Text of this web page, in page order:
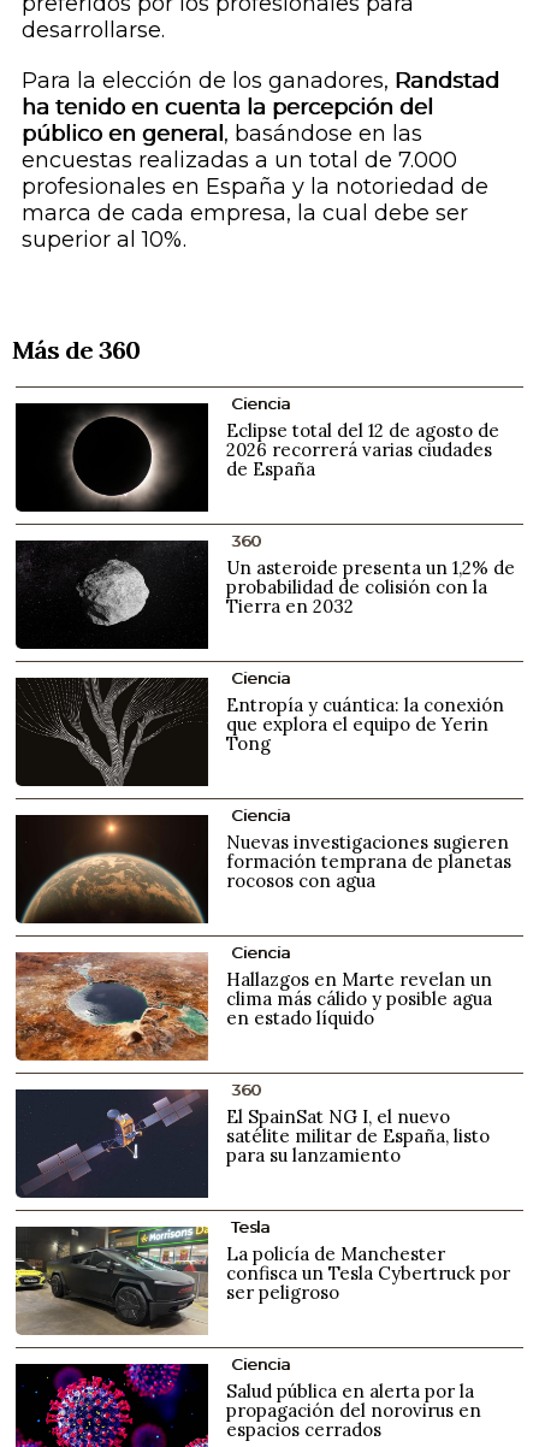
desarrollarse.
Para la elección de los ganadores, Randstad
ha tenido en cuenta la percepción del
público en general , basándose en las
encuestas realizadas a un total de 7.000
profesionales en España y la notoriedad de
marca de cada empresa, la cual debe ser
superior al 10%.
Más de 360
Ciencia
Eclipse total del 12 de agosto de
2026 recorrerá varias ciudades
de España
360
Un asteroide presenta un 1,2% de
probabilidad de colisión con la
Tierra en 2032
Ciencia
Entropía y cuántica: la conexión
que explora el equipo de Yerin
Tong
Ciencia
Nuevas investigaciones sugieren
formación temprana de planetas
rocosos con agua
Ciencia
Hallazgos en Marte revelan un
clima más cálido y posible agua
en estado líquido
360
El SpainSat NG I, el nuevo
satélite militar de España, listo
para su lanzamiento
Tesla
La policía de Manchester
confisca un Tesla Cybertruck por
ser peligroso
Ciencia
Salud pública en alerta por la
propagación del norovirus en
espacios cerrados